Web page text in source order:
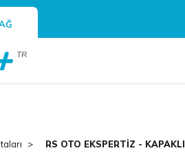
TR
RS OTO EKSPERTİZ - KAPAKLI